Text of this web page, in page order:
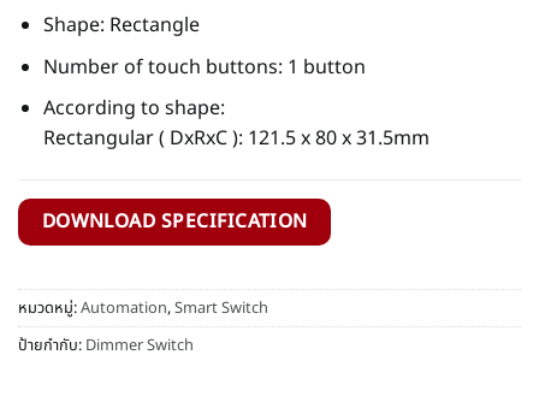
Shape: Rectangle
Number of touch buttons: 1 button
According to shape:
Rectangular ( DxRxC ): 121.5 x 80 x 31.5mm
DOWNLOAD SPECIFICATION
หมวดหมู่:Automation,Smart Switch
ป้ายกำกับ: Dimmer Switch